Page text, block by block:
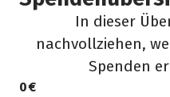
In dieser
nachvollziehen,
Spenden
0 €